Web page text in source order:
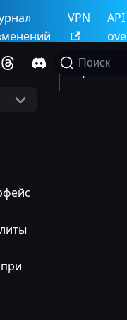
VPN
API
Поиск
Справка